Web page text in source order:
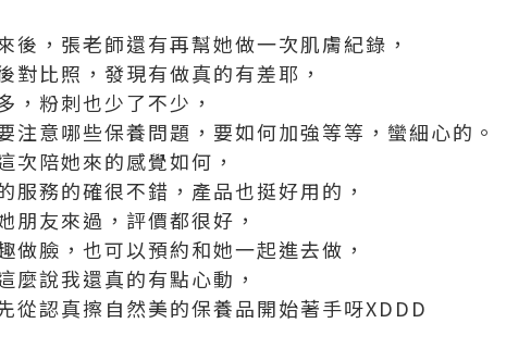
後，張老師還有再幫她做一次肌膚紀錄，
對比照，發現有做真的有差耶，
，粉刺也少了不少，
注意哪些保養問題，要如何加強等等，蠻細心的。
次陪她來的感覺如何，
服務的確很不錯，產品也挺好用的，
朋友來過，評價都很好，
做臉，也可以預約和她一起進去做，
麼說我還真的有點心動，
認真擦自然美的保養品開始著手呀XDDD